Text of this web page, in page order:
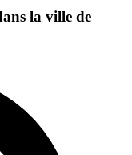
la ville de